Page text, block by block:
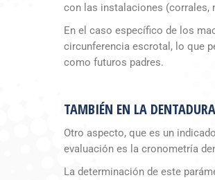
con las instalaciones (corrales,
En el caso específico de los
circunferencia escrotal, lo que
como futuros padres.
TAMBIÉN EN LA DENTADURA
Otro aspecto, que es un
evaluación es la cronometría
La determinación de este